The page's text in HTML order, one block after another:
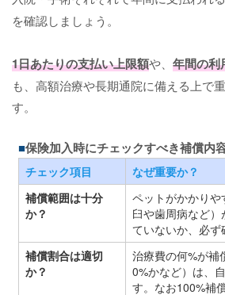
を確認しましょう。
1日あたりの支払い上限額や、 年間の利
も、高額治療や長期通院に備える上で
す。
保険加入時にチェックすべき補償内
チェック項目
なぜ重要か？
補償範囲は十分
か？
ペットがかかり
臼や歯周病など
ていないか、必ず
補償割合は適切
か？
治療費の何%が補
0%かなど）は、
す。なお100%補